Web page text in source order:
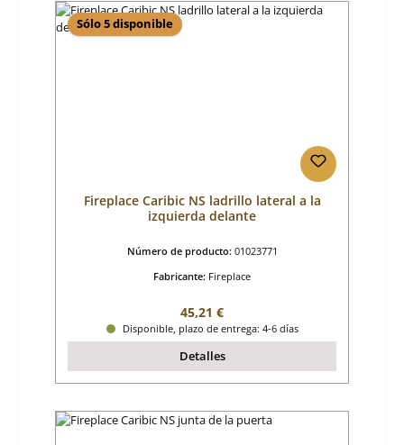
Sólo 5 disponible
Fireplace Caribic NS ladrillo lateral a la
izquierda delante
Número de producto: 01023771
Fabricante: Fireplace
Precio normal:
45,21 €
Disponible, plazo de entrega: 4-6 días
Detalles